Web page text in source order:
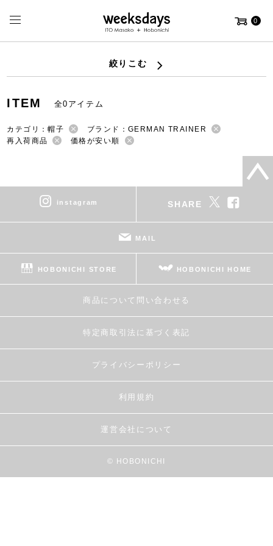
0
絞りこむ
ITEM 全0アイテム
カテゴリ：帽子
ブランド：GERMAN TRAINER
再入荷商品
価格が安い順
instagram SHARE
MAIL
HOBONICHI STORE HOBONICHI HOME
商品について問い合わせる
特定商取引法に基づく表記
プライバシーポリシー
利用規約
運営会社について
© HOBONICHI